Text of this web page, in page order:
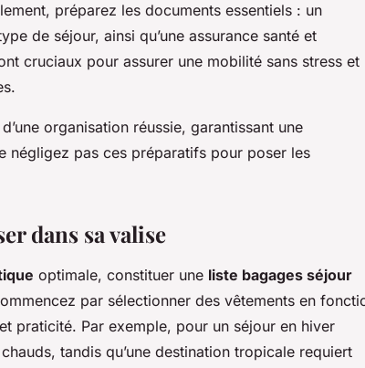
préparez les documents essentiels : un
de séjour, ainsi qu’une assurance santé et
cruciaux pour assurer une mobilité sans stress et
organisation réussie, garantissant une
négligez pas ces préparatifs pour poser les
dans sa valise
optimale, constituer une liste bagages séjour
par sélectionner des vêtements en
praticité. Par exemple, pour un séjour en hiver
tandis qu’une destination tropicale requiert